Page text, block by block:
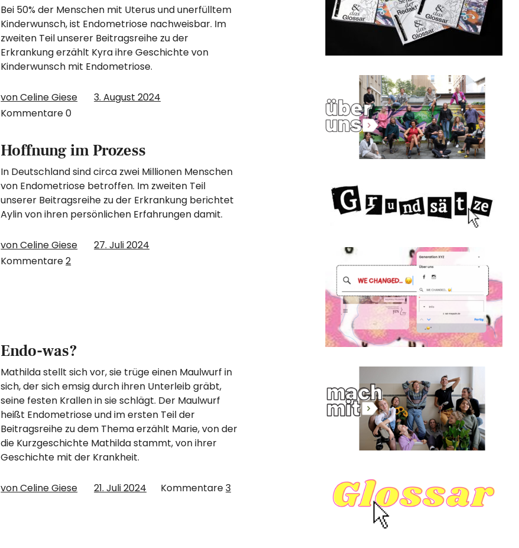
Bei 50% der Menschen mit Uterus und unerfülltem
Kinderwunsch, ist Endometriose nachweisbar. Im
zweiten Teil unserer Beitragsreihe zu der
Erkrankung erzählt Kyra ihre Geschichte von
Kinderwunsch mit Endometriose.
von Celine Giese
3. August 2024
Kommentare0
Hoffnung im Prozess
In Deutschland sind circa zwei Millionen Menschen
von Endometriose betroffen. Im zweiten Teil
unserer Beitragsreihe zu der Erkrankung berichtet
Aylin von ihren persönlichen Erfahrungen damit.
von Celine Giese
27. Juli 2024
Kommentare2
Endo-was?
Mathilda stellt sich vor, sie trüge einen Maulwurf in
sich, der sich emsig durch ihren Unterleib gräbt,
seine festen Krallen in sie schlägt. Der Maulwurf
heißt Endometriose und im ersten Teil der
Beitragsreihe zu dem Thema erzählt Marie, von der
die Kurzgeschichte Mathilda stammt, von ihrer
Geschichte mit der Krankheit.
von Celine Giese 21. Juli 2024 Kommentare3